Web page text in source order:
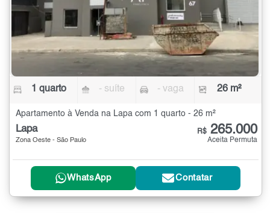
1 quarto - suíte - vaga 26 m²
Apartamento à Venda na Lapa com 1 quarto - 26 m²
Lapa
Zona Oeste - São Paulo
R$ 265.000
Aceita Permuta
WhatsApp Contatar